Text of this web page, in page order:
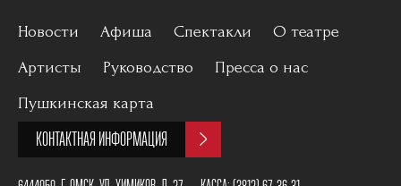
Новости Афиша Спектакли
Вечерний репертуар
О театре
История
Артисты Руководство
Пресса о нас
Пушкинская карта
КОНТАКТНАЯ ИНФОРМАЦИЯ